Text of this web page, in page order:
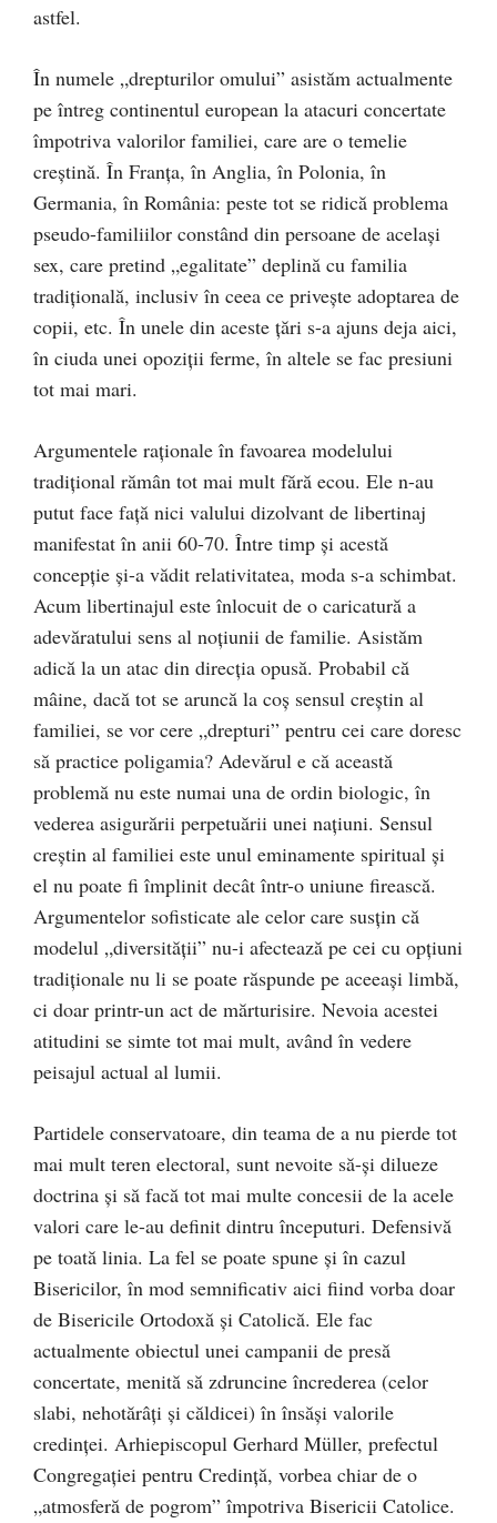
astfel.
În numele „drepturilor omului” asistăm actualmente
pe întreg continentul european la atacuri concertate
împotriva valorilor familiei, care are o temelie
creştină. În Franţa, în Anglia, în Polonia, în
Germania, în România: peste tot se ridică problema
pseudo-familiilor constând din persoane de acelaşi
sex, care pretind „egalitate” deplină cu familia
tradiţională, inclusiv în ceea ce priveşte adoptarea de
copii, etc. În unele din aceste ţări s-a ajuns deja aici,
în ciuda unei opoziţii ferme, în altele se fac presiuni
tot mai mari.
Argumentele raţionale în favoarea modelului
tradiţional rămân tot mai mult fără ecou. Ele n-au
putut face faţă nici valului dizolvant de libertinaj
manifestat în anii 60-70. Între timp şi acestă
concepţie şi-a vădit relativitatea, moda s-a schimbat.
Acum libertinajul este înlocuit de o caricatură a
adevăratului sens al noţiunii de familie. Asistăm
adică la un atac din direcţia opusă. Probabil că
mâine, dacă tot se aruncă la coş sensul creştin al
familiei, se vor cere „drepturi” pentru cei care doresc
să practice poligamia? Adevărul e că această
problemă nu este numai una de ordin biologic, în
vederea asigurării perpetuării unei naţiuni. Sensul
creştin al familiei este unul eminamente spiritual şi
el nu poate fi împlinit decât într-o uniune firească.
Argumentelor sofisticate ale celor care susţin că
modelul „diversităţii” nu-i afectează pe cei cu opţiuni
tradiţionale nu li se poate răspunde pe aceeaşi limbă,
ci doar printr-un act de mărturisire. Nevoia acestei
atitudini se simte tot mai mult, având în vedere
peisajul actual al lumii.
Partidele conservatoare, din teama de a nu pierde tot
mai mult teren electoral, sunt nevoite să-şi dilueze
doctrina şi să facă tot mai multe concesii de la acele
valori care le-au definit dintru începuturi. Defensivă
pe toată linia. La fel se poate spune şi în cazul
Bisericilor, în mod semnificativ aici fiind vorba doar
de Bisericile Ortodoxă şi Catolică. Ele fac
actualmente obiectul unei campanii de presă
concertate, menită să zdruncine încrederea (celor
slabi, nehotărâţi şi căldicei) în însăşi valorile
credinţei. Arhiepiscopul Gerhard Müller, prefectul
Congregaţiei pentru Credinţă, vorbea chiar de o
„atmosferă de pogrom” împotriva Bisericii Catolice.